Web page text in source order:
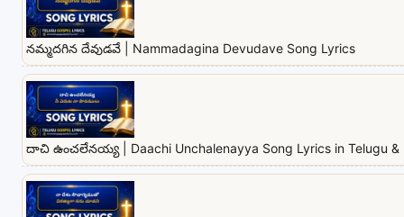
నమ్మదగిన దేవుడవే | Nammadagina Devudave Song Lyrics
దాచి ఉంచలేనయ్య | Daachi Unchalenayya Song Lyrics in Telugu &